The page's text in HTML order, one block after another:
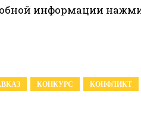
информации
КОНКУРС КОНФЛИКТ